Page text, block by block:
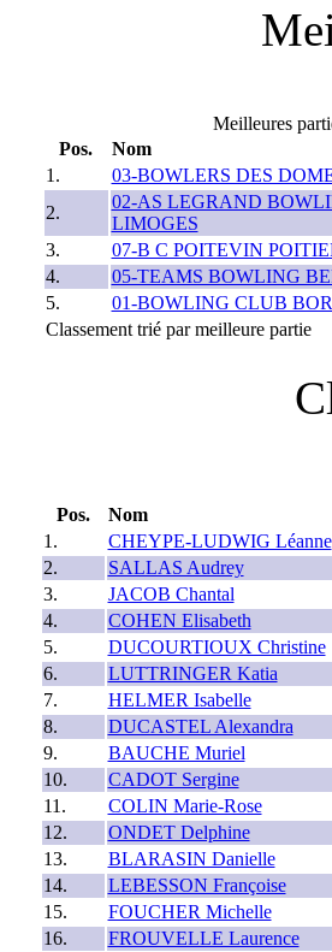
Meilleures
Pos.
Nom
1.
03-BOWLERS DES
2.
02-AS LEGRAND
LIMOGES
3.
07-B C POITEVIN
4.
05-TEAMS BOWLING
5.
01-BOWLING CLUB
Classement trié par meilleure partie
Pos.
Nom
1.
CHEYPE-LUDWIG Léanne
2.
SALLAS Audrey
3.
JACOB Chantal
4.
COHEN Elisabeth
5.
DUCOURTIOUX Christine
6.
LUTTRINGER Katia
7.
HELMER Isabelle
8.
DUCASTEL Alexandra
9.
BAUCHE Muriel
10.
CADOT Sergine
11.
COLIN Marie-Rose
12.
ONDET Delphine
13.
BLARASIN Danielle
14.
LEBESSON Françoise
15.
FOUCHER Michelle
16.
FROUVELLE Laurence